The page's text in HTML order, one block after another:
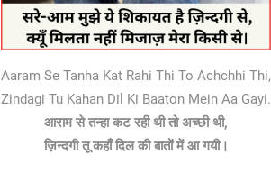
Aaram Se Tanha Kat Rahi Thi To Achchhi Thi,
Zindagi Tu Kahan Dil Ki Baaton Mein Aa Gayi.
आराम से तन्हा कट रही थी तो अच्छी थी,
ज़िन्दगी तू कहाँ दिल की बातों में आ गयी।